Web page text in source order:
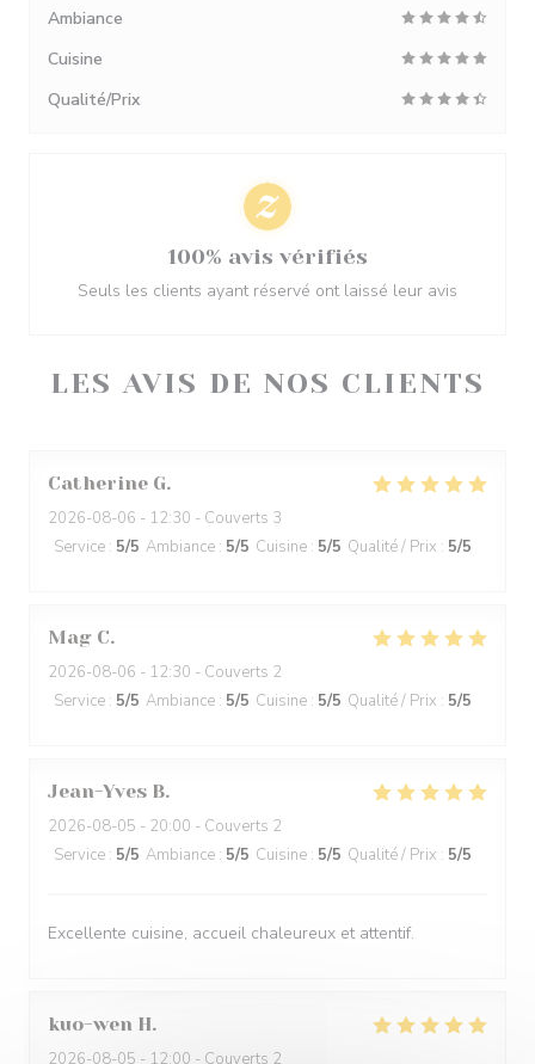
LES AVIS DE NOS CLIENTS
Catherine G
2026-08-06 - 12:30 - Couverts 3
Service : 5/5 Ambiance : 5/5 Cuisine : 5/5 Qualité / Prix : 5/5
Mag C
2026-08-06 - 12:30 - Couverts 2
Service : 5/5 Ambiance : 5/5 Cuisine : 5/5 Qualité / Prix : 5/5
Jean-Yves B
2026-08-05 - 20:00 - Couverts 2
Service : 5/5 Ambiance : 5/5 Cuisine : 5/5 Qualité / Prix : 5/5
Excellente cuisine, accueil chaleureux et attentif.
kuo-wen H
2026-08-05 - 12:00 - Couverts 2
Ambiance
Cuisine
Qualité/Prix
100% avis vérifiés
Seuls les clients ayant réservé ont laissé leur avis